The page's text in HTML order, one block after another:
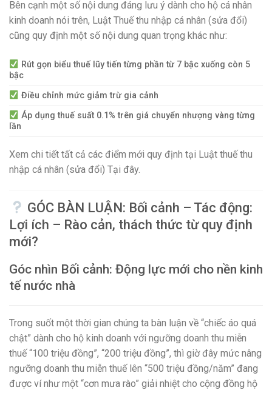
Bên cạnh một số nội dung đáng lưu ý dành cho hộ cá nhân
kinh doanh nói trên, Luật Thuế thu nhập cá nhân (sửa đổi)
cũng quy định một số nội dung quan trọng khác như:
Rút gọn biểu thuế lũy tiến từng phần từ 7 bậc xuống còn 5
bậc
Điều chỉnh mức giảm trừ gia cảnh
Áp dụng thuế suất 0.1% trên giá chuyển nhượng vàng từng
lần
Xem chi tiết tất cả các điểm mới quy định tại Luật thuế thu
nhập cá nhân (sửa đổi) Tại đây.
GÓC BÀN LUẬN: Bối cảnh – Tác động:
Lợi ích – Rào cản, thách thức từ quy định
mới?
Góc nhìn Bối cảnh: Động lực mới cho nền kinh
tế nước nhà
Trong suốt một thời gian chúng ta bàn luận về “chiếc áo quá
chật” dành cho hộ kinh doanh với ngưỡng doanh thu miễn
thuế “100 triệu đồng”, “200 triệu đồng”, thì giờ đây mức nâng
ngưỡng doanh thu miễn thuế lên “500 triệu đồng/năm” đang
được ví như một “cơn mưa rào” giải nhiệt cho cộng đồng hộ